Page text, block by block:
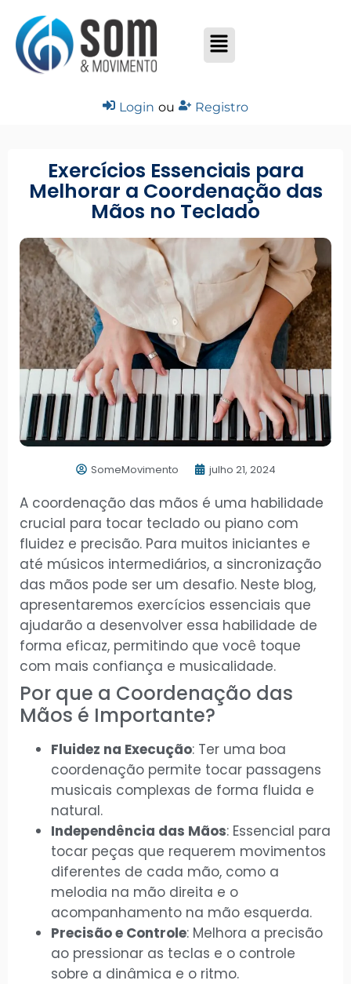
Login ou Registro
Exercícios Essenciais para
Melhorar a Coordenação das
Mãos no Teclado
SomeMovimento julho 21, 2024
A coordenação das mãos é uma habilidade
crucial para tocar teclado ou piano com
fluidez e precisão. Para muitos iniciantes e
até músicos intermediários, a sincronização
das mãos pode ser um desafio. Neste blog,
apresentaremos exercícios essenciais que
ajudarão a desenvolver essa habilidade de
forma eficaz, permitindo que você toque
com mais confiança e musicalidade.
Por que a Coordenação das
Mãos é Importante?
Fluidez na Execução: Ter uma boa
coordenação permite tocar passagens
musicais complexas de forma fluida e
natural.
Independência das Mãos: Essencial para
tocar peças que requerem movimentos
diferentes de cada mão, como a
melodia na mão direita e o
acompanhamento na mão esquerda.
Precisão e Controle: Melhora a precisão
ao pressionar as teclas e o controle
sobre a dinâmica e o ritmo.